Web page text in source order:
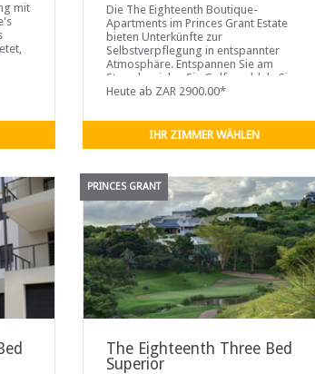
mit
Die The Eighteenth Boutique-
Apartments im Princes Grant Estate
bieten Unterkünfte zur
Selbstverpflegung in entspannter
Atmosphäre. Entspannen Sie am
Strand, spielen Sie Golf, paddeln Sie
auf der Lagune, nutzen Sie die
Mountainbike durch die
Zuckerrohrfelder.
Heute ab ZAR 2900.00*
IHR ZIMMER WÄHLEN
PRINCES GRANT
The Eighteenth Three Bed
Superior